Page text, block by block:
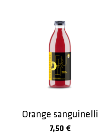
Orange sanguinelli
7,50 €